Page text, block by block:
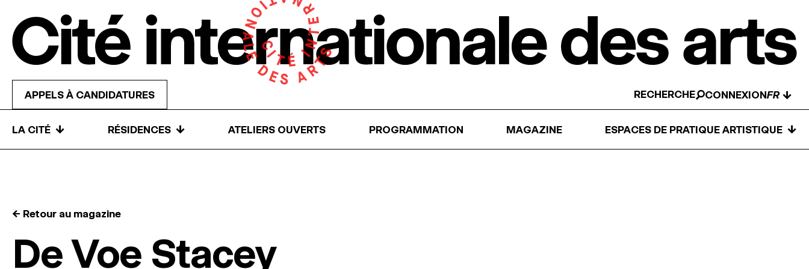
APPELS À CANDIDATURES RECHERCHE CONNEXION ↓
LA CITÉ ↓ RÉSIDENCES ↓ ATELIERS OUVERTS PROGRAMMATION MAGAZINE ESPACES DE PRATIQUE ARTISTIQUE ↓
← Retour au magazine
De Voe Stacey